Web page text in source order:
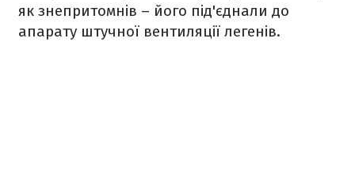
як знепритомнів – його під'єднали до
апарату штучної вентиляції легенів.